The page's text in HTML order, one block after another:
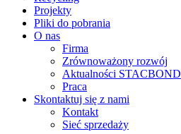
Projekty
Pliki do pobrania
O nas
Firma
Zrównoważony rozwój
Aktualności STACBOND
Praca
Skontaktuj się z nami
Kontakt
Sieć sprzedaży